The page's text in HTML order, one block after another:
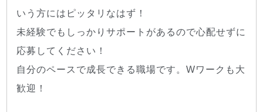
いう方にはピッタリなはず！
未経験でもしっかりサポートがあるので心配せずに
応募してください！
自分のペースで成長できる職場です。Wワークも大
歓迎！